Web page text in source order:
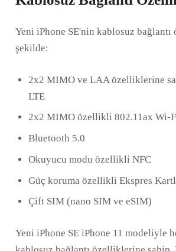
Yeni iPhone SE'nin kablosuz
şekilde:
2x2 MIMO ve LAA özelliklerine
LTE
2x2 MIMO özellikli 802.11ax Wi-
Bluetooth 5.0
Okuyucu modu özellikli NFC
Güç koruma özellikli Ekspres
Çift SIM (nano SIM ve eSIM)
Yeni iPhone SE iPhone 11 modeliyle